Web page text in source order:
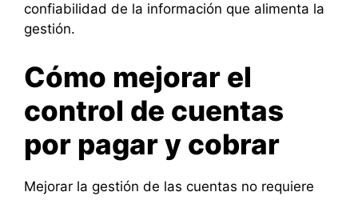
confiabilidad de la información que alimenta la
gestión.
Cómo mejorar el
control de cuentas
por pagar y cobrar
Mejorar la gestión de las cuentas no requiere